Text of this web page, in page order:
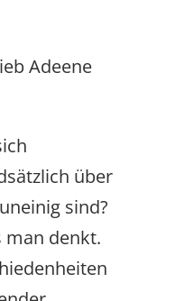
Adeene
über
sind?
man denkt.